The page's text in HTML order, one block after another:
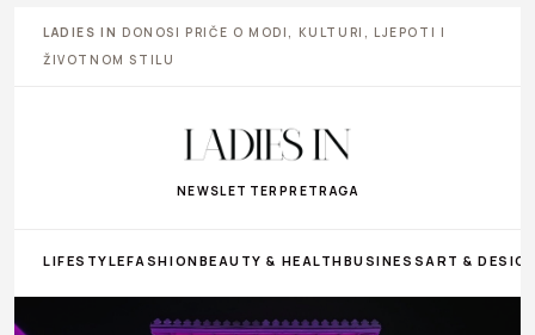
LADIES IN DONOSI PRIČE O MODI, KULTURI, LJEPOTI I
ŽIVOTNOM STILU
NEWSLETTER PRETRAGA
LIFESTYLEFASHIONBEAUTY & HEALTHBUSINESS ART &